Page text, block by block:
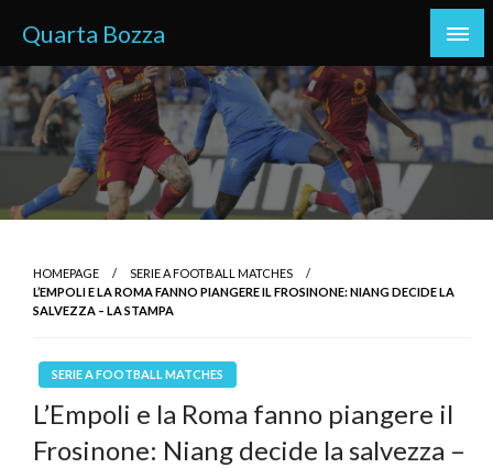
content
Quarta Bozza
HOMEPAGE
SERIE A FOOTBALL MATCHES
L’EMPOLI E LA ROMA FANNO PIANGERE IL FROSINONE: NIANG DECIDE LA
SALVEZZA – LA STAMPA
SERIE A FOOTBALL MATCHES
L’Empoli e la Roma fanno piangere il
Frosinone: Niang decide la salvezza –